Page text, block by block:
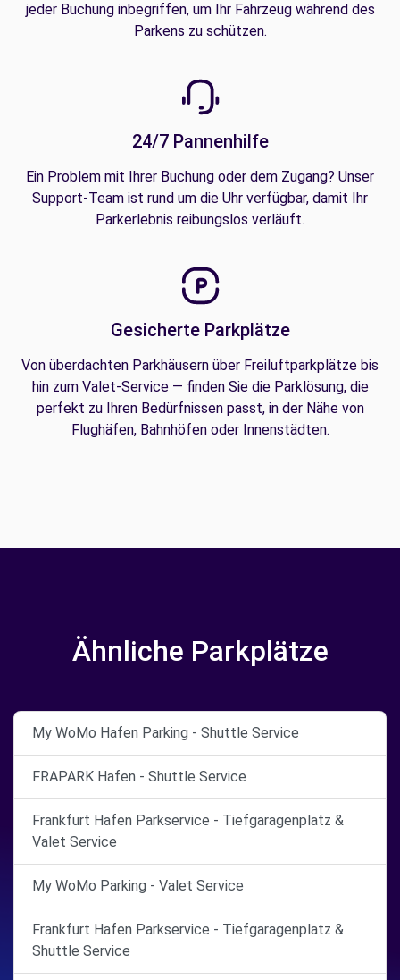
jeder Buchung inbegriffen, um Ihr Fahrzeug während des
Parkens zu schützen.
24/7 Pannenhilfe
Ein Problem mit Ihrer Buchung oder dem Zugang? Unser
Support-Team ist rund um die Uhr verfügbar, damit Ihr
Parkerlebnis reibungslos verläuft.
Gesicherte Parkplätze
Von überdachten Parkhäusern über Freiluftparkplätze bis
hin zum Valet-Service — finden Sie die Parklösung, die
perfekt zu Ihren Bedürfnissen passt, in der Nähe von
Flughäfen, Bahnhöfen oder Innenstädten.
Ähnliche Parkplätze
My WoMo Hafen Parking - Shuttle Service
FRAPARK Hafen - Shuttle Service
Frankfurt Hafen Parkservice - Tiefgaragenplatz &
Valet Service
My WoMo Parking - Valet Service
Frankfurt Hafen Parkservice - Tiefgaragenplatz &
Shuttle Service